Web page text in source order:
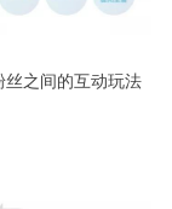
之间的互动玩法